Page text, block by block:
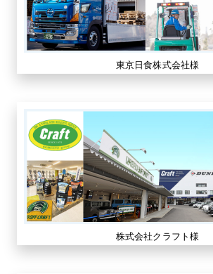
東京日食株式会社様
株式会社クラフト様